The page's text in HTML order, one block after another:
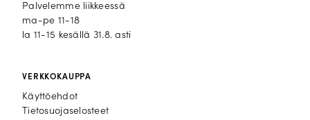
Palvelemme liikkeessä
ma-pe 11-18
la 11-15 kesällä 31.8. asti
VERKKOKAUPPA
Käyttöehdot
Tietosuojaselosteet